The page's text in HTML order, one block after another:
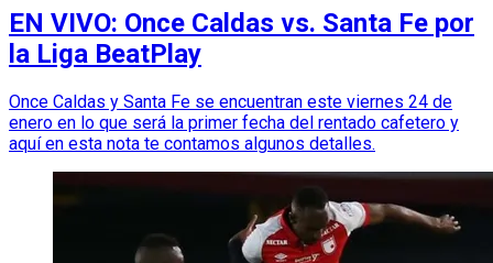
EN VIVO: Once Caldas vs. Santa Fe por
la Liga BeatPlay
Once Caldas y Santa Fe se encuentran este viernes 24 de
enero en lo que será la primer fecha del rentado cafetero y
aquí en esta nota te contamos algunos detalles.